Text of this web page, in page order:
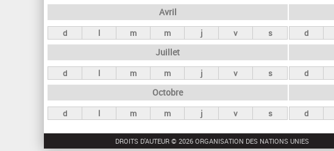
i
p
a
u
x
Avril
d l m m j v s d
Juillet
d l m m j v s d
Octobre
d l m m j v s d
DROITS D'AUTEUR © 2026 ORGANISATION DES NATIONS UNIES